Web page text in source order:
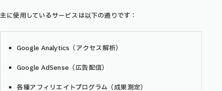
主に使用しているサービスは以下の通りです：
Google Analytics（アクセス解析）
Google AdSense（広告配信）
各種アフィリエイトプログラム（成果測定）